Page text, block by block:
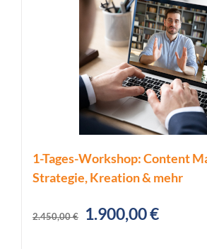
1-Tages-Workshop: Content
Strategie, Kreation & mehr
2.450,00€
Ursprünglicher
1.900,00€